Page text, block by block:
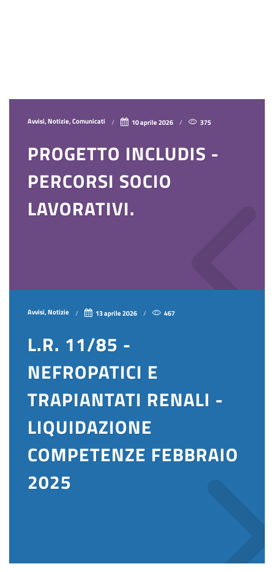
Avvisi, Notizie, Comunicati 10 aprile 2026 375
PROGETTO INCLUDIS -
PERCORSI SOCIO
LAVORATIVI.
Avvisi, Notizie 13 aprile 2026 467
L.R. 11/85 -
NEFROPATICI E
TRAPIANTATI RENALI -
LIQUIDAZIONE
COMPETENZE FEBBRAIO
2025